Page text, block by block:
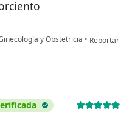
y Obstetricia • en opinión
Reportar